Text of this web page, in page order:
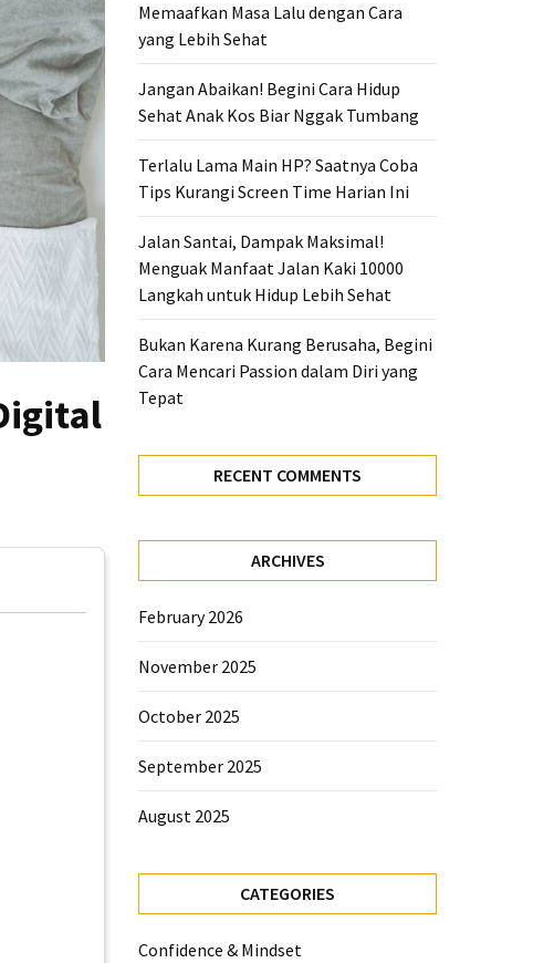
Memaafkan Masa Lalu dengan Cara
yang Lebih Sehat
Jangan Abaikan! Begini Cara Hidup
Sehat Anak Kos Biar Nggak Tumbang
Terlalu Lama Main HP? Saatnya Coba
Tips Kurangi Screen Time Harian Ini
Jalan Santai, Dampak Maksimal!
Menguak Manfaat Jalan Kaki 10000
Langkah untuk Hidup Lebih Sehat
Bukan Karena Kurang Berusaha, Begini
Cara Mencari Passion dalam Diri yang
Tepat
RECENT COMMENTS
ARCHIVES
February 2026
November 2025
October 2025
September 2025
August 2025
CATEGORIES
Confidence & Mindset